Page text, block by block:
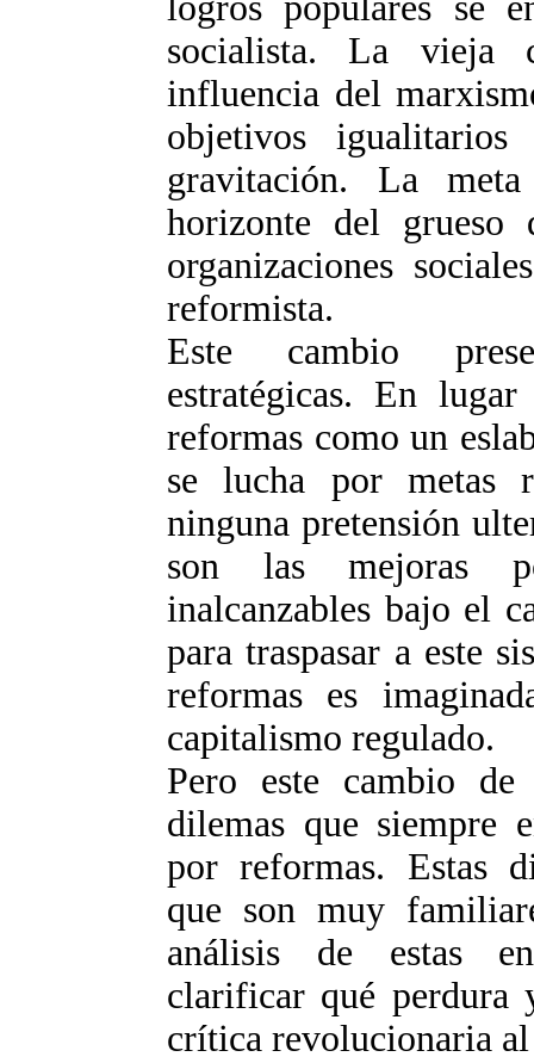
socialista. La vieja
influencia del
objetivos
gravitación. La
horizonte del grueso
organizaciones
reformista.
Este cambio
estratégicas. En
reformas como un
se lucha por metas
ninguna pretensión
son las mejoras
inalcanzables bajo el
para traspasar a este
reformas es
capitalismo regulado.
Pero este cambio
dilemas que siempre
por reformas. Estas
que son muy
análisis de estas
clarificar qué perdura
crítica revolucionaria